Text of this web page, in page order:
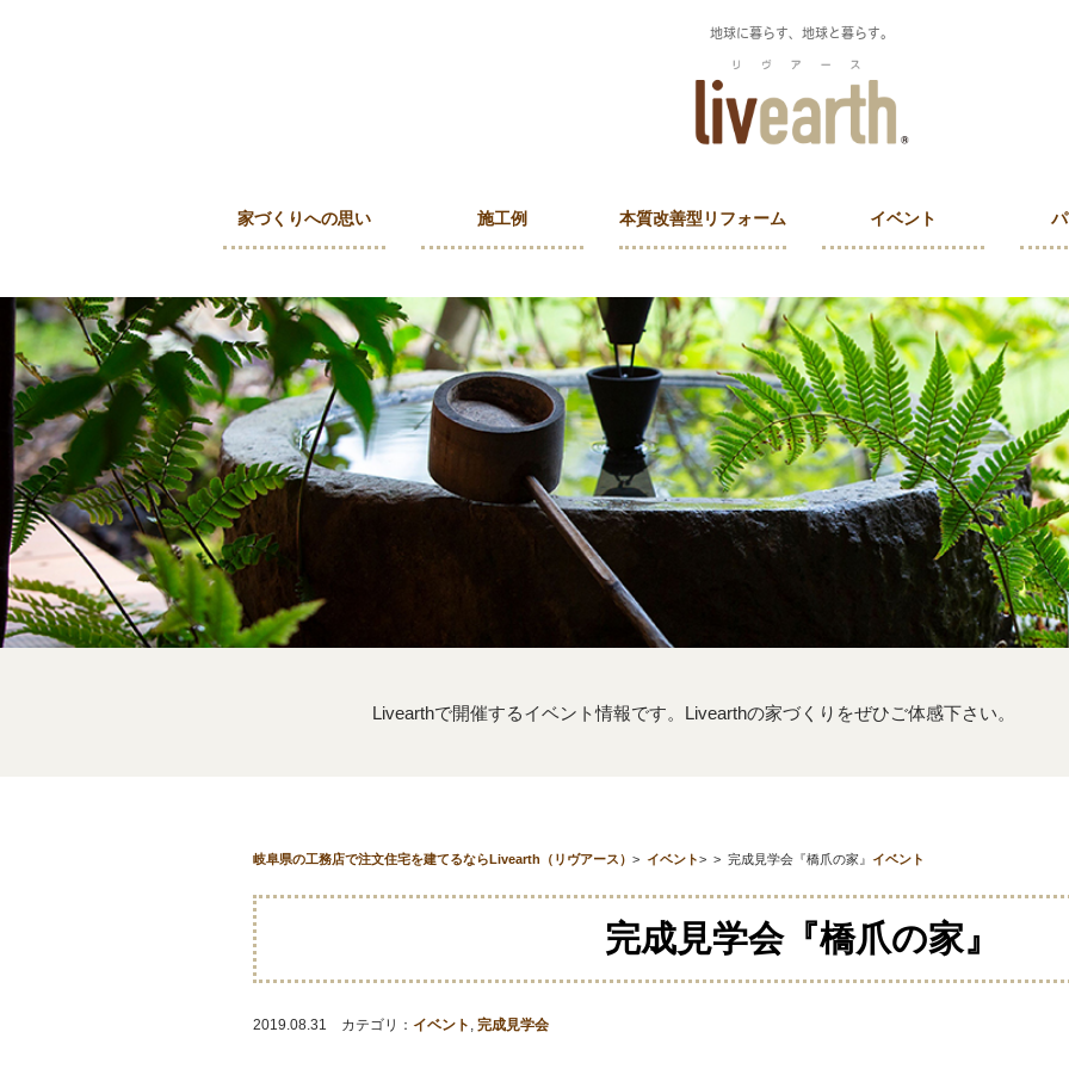
地球に暮らす、地球と暮らす。
家づくりへの思い 施工例 本質改善型リフォーム イベント
Livearthで開催するイベント情報です。Livearthの家づくりをぜひご体感下さい。
岐阜県の工務店で注文住宅を建てるならLivearth（リヴアース） > イベント> イベント
> 完成見学会『橋爪の家』
完成見学会『橋爪の家』
2019.08.31 カテゴリ： イベント , 完成見学会